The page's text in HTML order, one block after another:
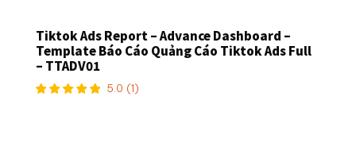
Tiktok Ads Report – Advance Dashboard –
Template Báo Cáo Quảng Cáo Tiktok Ads Full
– TTADV01
5.0 (1)